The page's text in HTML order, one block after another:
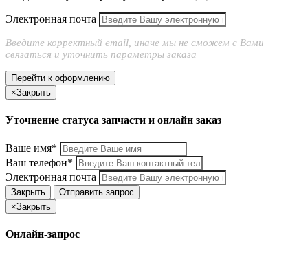
Электронная почта
Введите корректный email, иначе мы не сможем с Вами
связаться и уточнить параметры заказа
Перейти к оформлению
×Закрыть
Уточнение статуса запчасти и онлайн заказ
Ваше имя*
Ваш телефон*
Электронная почта
Закрыть
Отправить запрос
×Закрыть
Онлайн-запрос